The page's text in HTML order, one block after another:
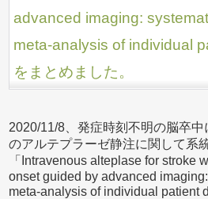
advanced imaging:
meta-analysis of individual
をまとめました。
2020/11/8、発症時刻不明の脳卒
のアルテプラーゼ静注に関して系
「Intravenous alteplase for stroke
onset guided by advanced
meta-analysis of individual patient